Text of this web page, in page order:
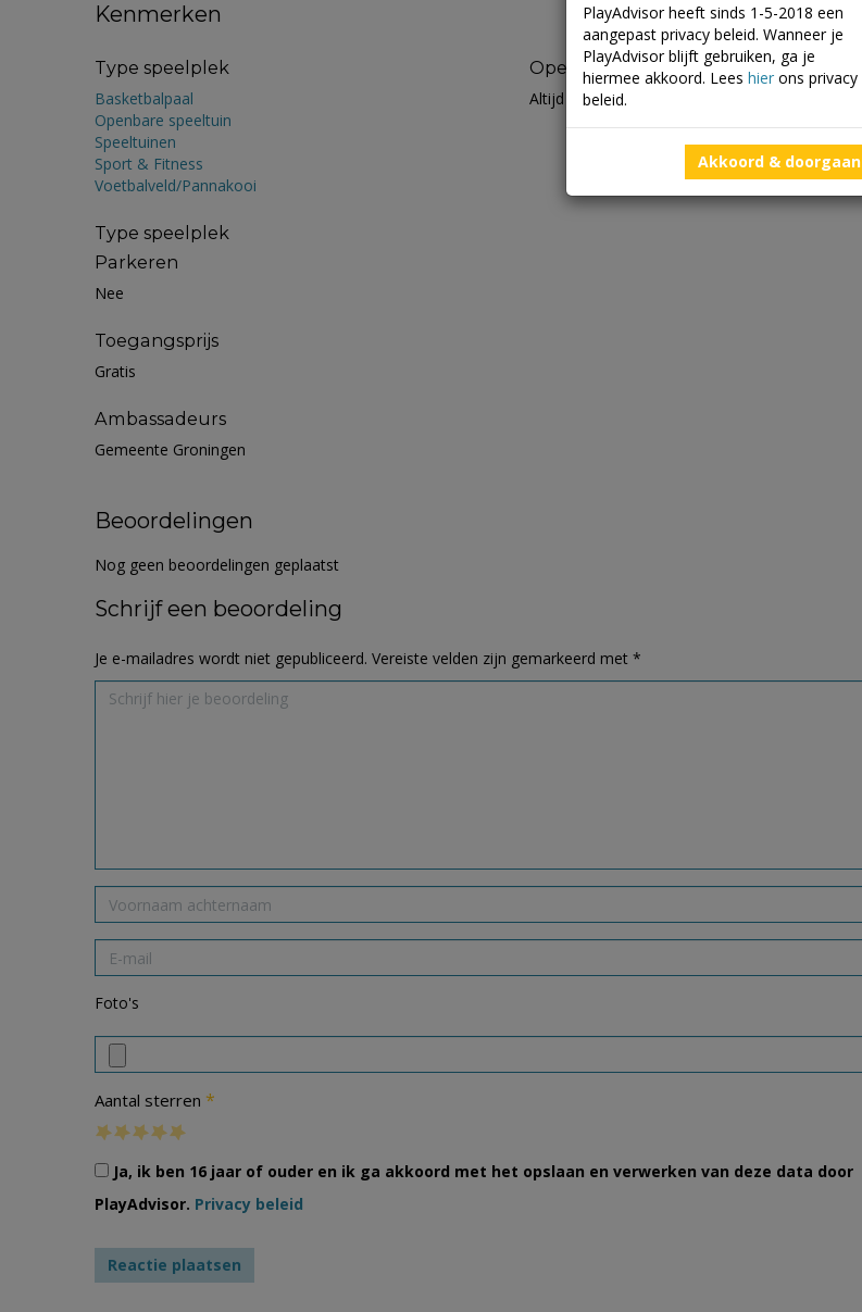
Kenmerken
Type speelplek
Basketbalpaal
Openbare speeltuin
Speeltuinen
Sport & Fitness
Voetbalveld/Pannakooi
Type speelplek
Parkeren
Nee
Toegangsprijs
Gratis
Ambassadeurs
Gemeente Groningen
Openingstijden
Altijd open
Beoordelingen
Nog geen beoordelingen geplaatst
Schrijf een beoordeling
Je e-mailadres wordt niet gepubliceerd. Vereiste velden zijn gemarkeerd met *
Foto's
Aantal sterren *
Ja, ik ben 16 jaar of ouder en ik ga akkoord met het opslaan en verwerken van deze data door
PlayAdvisor. Privacy beleid
PlayAdvisor heeft sinds 1-5-2018 een
aangepast privacy beleid. Wanneer je
PlayAdvisor blijft gebruiken, ga je
hiermee akkoord. Lees hier ons privacy
beleid.
Akkoord & doorgaan